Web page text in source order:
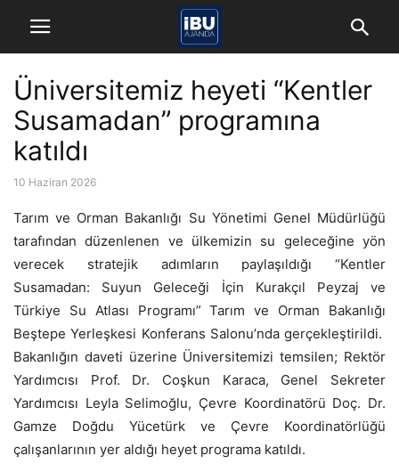
Üniversitemiz heyeti “Kentler
Susamadan” programına
katıldı
10 Haziran 2026
Tarım ve Orman Bakanlığı Su Yönetimi Genel Müdürlüğü
tarafından düzenlenen ve ülkemizin su geleceğine yön
verecek stratejik adımların paylaşıldığı “Kentler
Susamadan: Suyun Geleceği İçin Kurakçıl Peyzaj ve
Türkiye Su Atlası Programı” Tarım ve Orman Bakanlığı
Beştepe Yerleşkesi Konferans Salonu’nda gerçekleştirildi.
Bakanlığın daveti üzerine Üniversitemizi temsilen; Rektör
Yardımcısı Prof. Dr. Coşkun Karaca, Genel Sekreter
Yardımcısı Leyla Selimoğlu, Çevre Koordinatörü Doç. Dr.
Gamze Doğdu Yücetürk ve Çevre Koordinatörlüğü
çalışanlarının yer aldığı heyet programa katıldı.